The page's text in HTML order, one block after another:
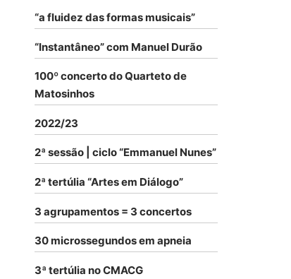
“a fluidez das formas musicais”
“Instantâneo” com Manuel Durão
100º concerto do Quarteto de
Matosinhos
2022/23
2ª sessão | ciclo “Emmanuel Nunes”
2ª tertúlia “Artes em Diálogo”
3 agrupamentos = 3 concertos
30 microssegundos em apneia
3ª tertúlia no CMACG